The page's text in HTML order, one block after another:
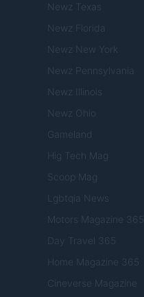
Newz Texas
Newz Florida
Newz New York
Newz Pennsylvania
Newz Illinois
Newz Ohio
Gameland
Hig Tech Mag
Scoop Mag
Lgbtqia News
Motors Magazine 365
Day Travel 365
Home Magazine 365
Cineverse Magazine